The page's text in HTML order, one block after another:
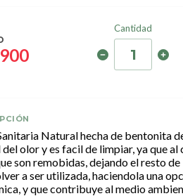
Cantidad
Natural hecha de bentonita
olor y es facil de limpiar, ya que
son remobidas, dejando el resto
a ser utilizada, haciendola una
y que contribuye al medio